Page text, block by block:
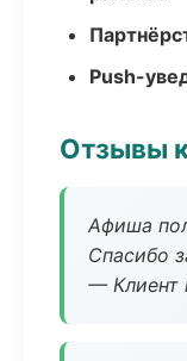
Push-
Отзывы
Афиша
Спасибо
— Клиент